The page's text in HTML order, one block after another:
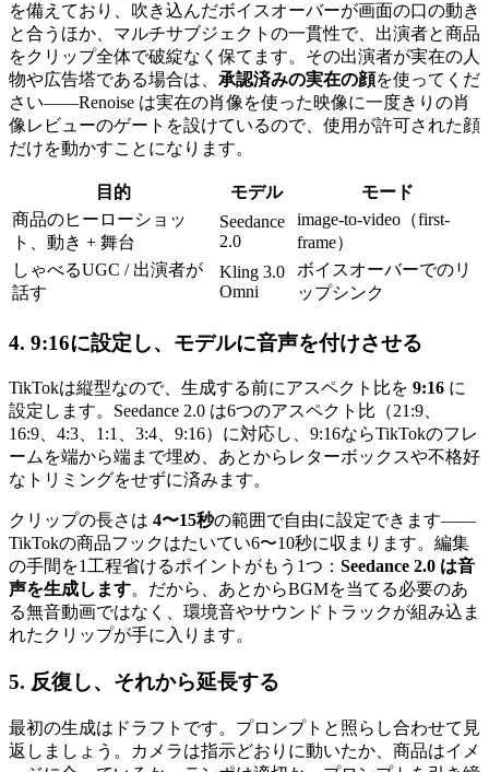
を備えており、吹き込んだボイスオーバーが画面の口の動き
と合うほか、マルチサブジェクトの一貫性で、出演者と商品
をクリップ全体で破綻なく保てます。その出演者が実在の人
物や広告塔である場合は、 承認済みの実在の顔を使ってくだ
さい——Renoise は実在の肖像を使った映像に一度きりの肖
像レビューのゲートを設けているので、使用が許可された顔
だけを動かすことになります。
目的 モデル
モード
商品のヒーローショッ
ト、動き + 舞台
Seedance
2.0
image-to-video（first-
frame）
しゃべるUGC / 出演者が
話す
Kling 3.0
Omni
ボイスオーバーでのリ
ップシンク
4. 9:16に設定し、モデルに音声を付けさせる
TikTokは縦型なので、生成する前にアスペクト比を 9:16 に
設定します。Seedance 2.0 は6つのアスペクト比（21:9、
16:9、4:3、1:1、3:4、9:16）に対応し、9:16ならTikTokのフレ
ームを端から端まで埋め、あとからレターボックスや不格好
なトリミングをせずに済みます。
クリップの長さは 4〜15秒の範囲で自由に設定できます——
TikTokの商品フックはたいてい6〜10秒に収まります。編集
の手間を1工程省けるポイントがもう1つ： Seedance 2.0 は音
声を生成します。だから、あとからBGMを当てる必要のあ
る無音動画ではなく、環境音やサウンドトラックが組み込ま
れたクリップが手に入ります。
5. 反復し、それから延長する
最初の生成はドラフトです。プロンプトと照らし合わせて見
返しましょう。カメラは指示どおりに動いたか、商品はイメ